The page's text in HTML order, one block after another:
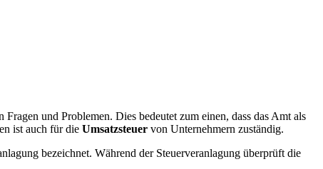
und Problemen. Dies bedeutet zum einen, dass das Amt als
ist auch für die Umsatzsteuer von Unternehmern zuständig.
bezeichnet. Während der Steuerveranlagung überprüft die